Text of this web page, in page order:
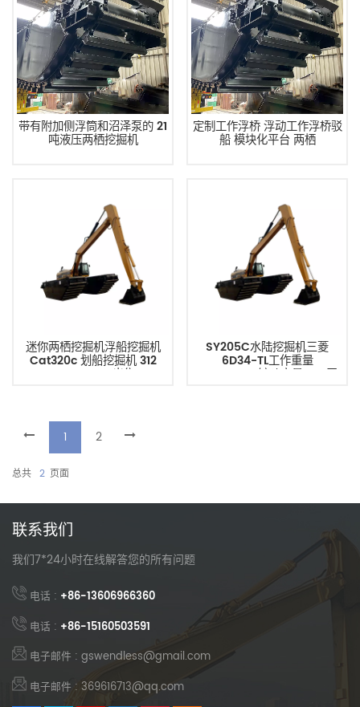
带有附加侧浮筒和沼泽泵的 21
吨液压两栖挖掘机
定制工作浮桥 浮动工作浮桥驳
船 模块化平台 两栖
迷你两栖挖掘机浮船挖掘机
Cat320c 划船挖掘机 312
320c 320d 出售
SY205C水陆挖掘机三菱
6D34-TL工作重量
20900kg，铲斗容量0.83平
1 2
总共 2 页面
联系我们
我们7*24小时在线解答您的所有问题
电话 : +86-13606966360
电话 : +86-15160503591
电子邮件 : gswendless@gmail.com
电子邮件 : 369616713@qq.com